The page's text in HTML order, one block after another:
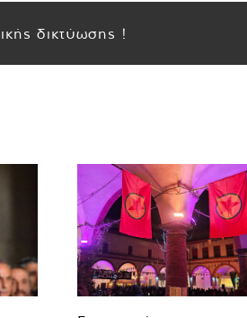
δικτύωσης !